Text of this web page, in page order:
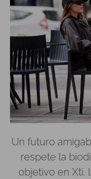
Un futuro
respete la
objetivo en Xti.